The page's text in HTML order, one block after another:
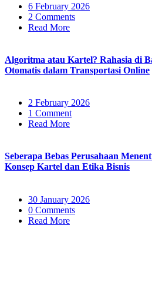
6 February 2026
2 Comments
Read More
Algoritma atau Kartel? Rahasia di
Otomatis dalam Transportasi Online
2 February 2026
1 Comment
Read More
Seberapa Bebas Perusahaan
Konsep Kartel dan Etika Bisnis
30 January 2026
0 Comments
Read More